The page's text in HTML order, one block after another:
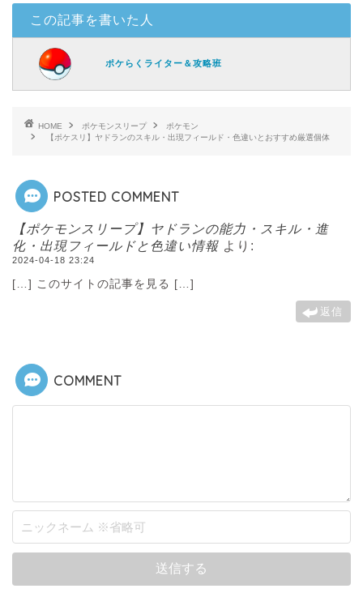
この記事を書いた人
ポケらくライター＆攻略班
HOME ポケモンスリープ
ポケモン
【ポケスリ】ヤドランのスキル・出現フィールド・色違いとおすすめ厳選個体
POSTED COMMENT
【ポケモンスリープ】ヤドランの能力・スキル・進
化・出現フィールドと色違い情報 より:
2024-04-18 23:24
[…] このサイトの記事を見る […]
返信
COMMENT